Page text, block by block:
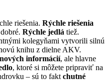
riešenia. Rýchle riešenia
Rýchle jedlá tiež.
kolegyňami vytvorili silnú
knihu z dielne AKV.
nových informácií, ale hlavne
, ktoré si môžete pripraviť na
– sú to fakt chutné